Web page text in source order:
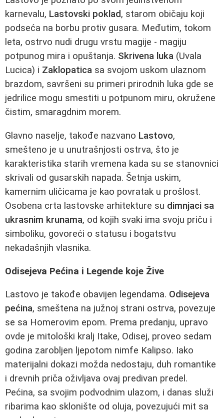
karnevalu, Lastovski poklad, starom običaju koji
podseća na borbu protiv gusara. Međutim, tokom
leta, ostrvo nudi drugu vrstu magije - magiju
potpunog mira i opuštanja. Skrivena luka (Uvala
Lucica) i Zaklopatica sa svojom uskom ulaznom
brazdom, savršeni su primeri prirodnih luka gde se
jedrilice mogu smestiti u potpunom miru, okružene
čistim, smaragdnim morem.
Glavno naselje, takođe nazvano Lastovo,
smešteno je u unutrašnjosti ostrva, što je
karakteristika starih vremena kada su se stanovnici
skrivali od gusarskih napada. Šetnja uskim,
kamernim uličicama je kao povratak u prošlost.
Osobena crta lastovske arhitekture su dimnjaci sa
ukrasnim krunama, od kojih svaki ima svoju priču i
simboliku, govoreći o statusu i bogatstvu
nekadašnjih vlasnika.
Odisejeva Pećina i Legende koje Žive
Lastovo je takođe obavijen legendama. Odisejeva
pećina, smeštena na južnoj strani ostrva, povezuje
se sa Homerovim epom. Prema predanju, upravo
ovde je mitološki kralj Itake, Odisej, proveo sedam
godina zarobljen ljepotom nimfe Kalipso. Iako
materijalni dokazi možda nedostaju, duh romantike
i drevnih priča oživljava ovaj predivan predel.
Pećina, sa svojim podvodnim ulazom, i danas služi
ribarima kao sklonište od oluja, povezujući mit sa